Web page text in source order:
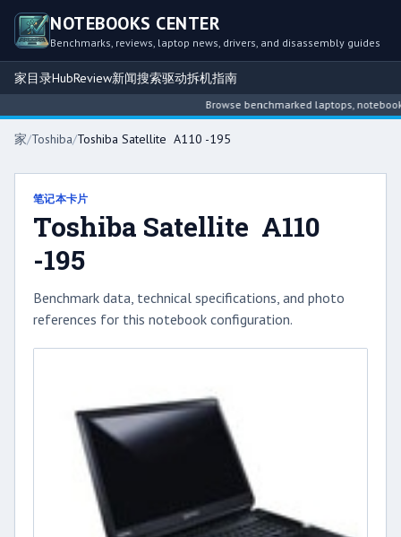
NOTEBOOKS CENTER
Benchmarks, reviews, laptop news, drivers, and disassembly guides
家目录HubReview新闻搜索驱动拆机指南
Browse benchmarked laptops,
家/Toshiba/Toshiba Satellite A110 -195
笔记本卡片
Toshiba Satellite A110
-195
Benchmark data, technical specifications, and photo
references for this notebook configuration.